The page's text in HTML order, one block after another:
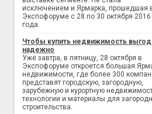
исключением и Ярмарка, прошедшая
Экспофоруме с 28 по 30 октября 2016
года.
Чтобы купить недвижимость
надежно
Уже завтра, в пятницу, 28 октября в
Экспофоруме откроется большая
недвижимости, где более 300
представят городскую, загородную,
зарубежную и курортную
технологии и материалы для
строительства.